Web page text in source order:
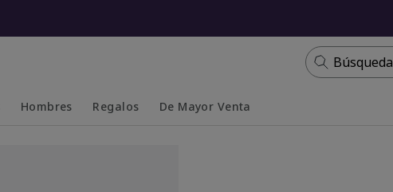
Búsqueda
Hombres Regalos De Mayor Venta